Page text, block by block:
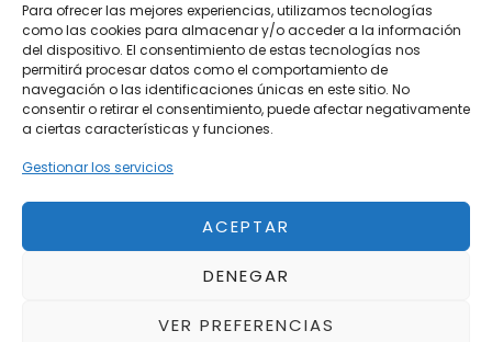
Para ofrecer las mejores experiencias, utilizamos tecnologías
como las cookies para almacenar y/o acceder a la información
del dispositivo. El consentimiento de estas tecnologías nos
permitirá procesar datos como el comportamiento de
navegación o las identificaciones únicas en este sitio. No
consentir o retirar el consentimiento, puede afectar negativamente
a ciertas características y funciones.
Gestionar los servicios
ACEPTAR
DENEGAR
VER PREFERENCIAS
Vehículos de Ocasión
Próximos
Eclipse by SELECTO
Del 12/08/2026 al 12/08/2026
Del 02/10/2026 al 05/10/2026
Del 02/10/2026 al 05/10/2026